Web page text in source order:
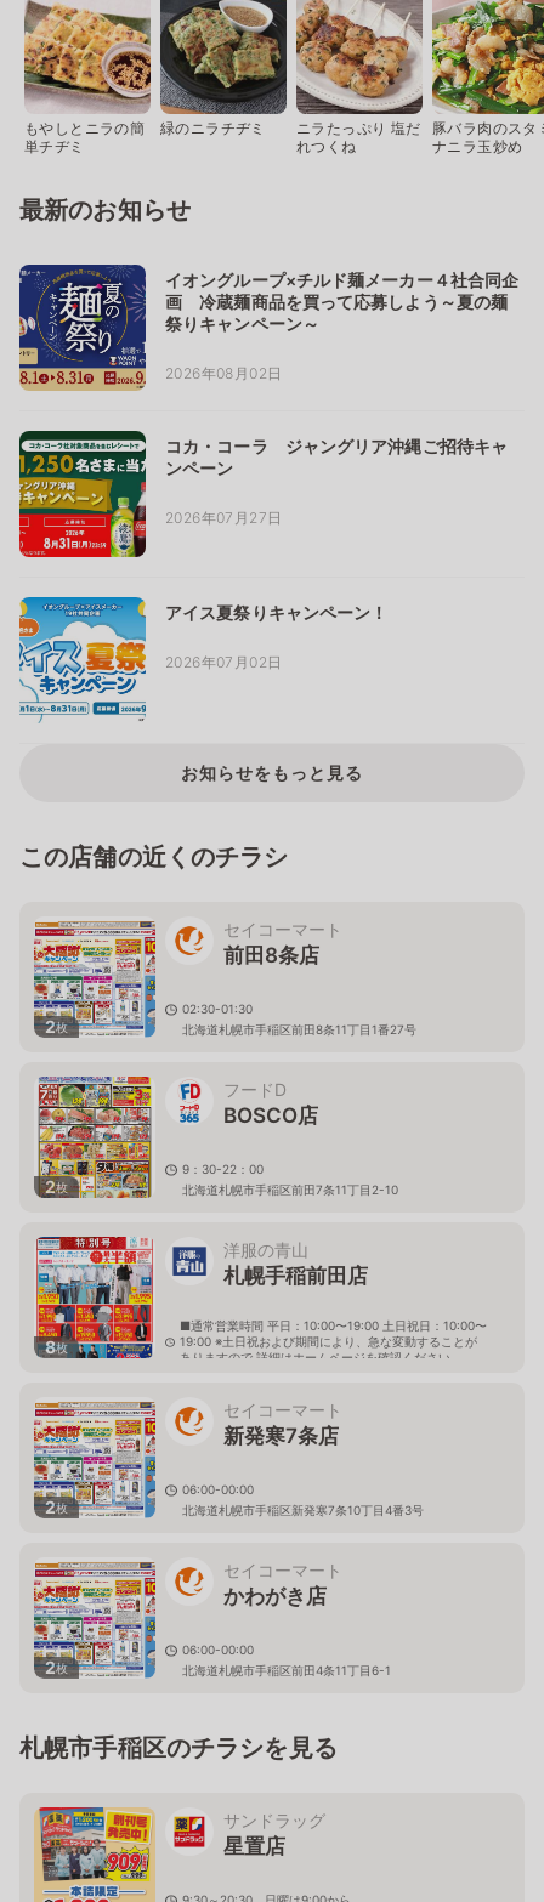
もやしとニラの簡
単チヂミ
緑のニラチヂミ
ニラたっぷり 塩だ
れつくね
豚バラ肉のスタ
ナニラ玉炒め
最新のお知らせ
イオングループ×チルド麺メーカー４社合同企
画 冷蔵麺商品を買って応募しよう～夏の麺
祭りキャンペーン～
2026年08月02日
コカ・コーラ ジャングリア沖縄ご招待キャ
ンペーン
2026年07月27日
アイス夏祭りキャンペーン！
2026年07月02日
お知らせをもっと見る
この店舗の近くのチラシ
2枚
セイコーマート
前田8条店
02:30-01:30
北海道札幌市手稲区前田8条11丁目1番27号
2枚
フードD
BOSCO店
9：30-22：00
北海道札幌市手稲区前田7条11丁目2-10
8枚
洋服の青山
札幌手稲前田店
■通常営業時間 平日：10:00〜19:00 土日祝日：10:00〜
19:00 ※土日祝および期間により、急な変動することが
ありますので 詳細はホームページを確認ください
2枚
セイコーマート
新発寒7条店
06:00-00:00
北海道札幌市手稲区新発寒7条10丁目4番3号
2枚
セイコーマート
かわがき店
06:00-00:00
北海道札幌市手稲区前田4条11丁目6-1
札幌市手稲区のチラシを見る
サンドラッグ
星置店